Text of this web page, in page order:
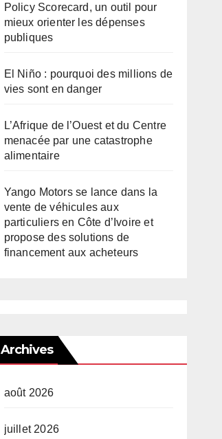
Policy Scorecard, un outil pour
mieux orienter les dépenses
publiques
El Niño : pourquoi des millions de
vies sont en danger
L’Afrique de l’Ouest et du Centre
menacée par une catastrophe
alimentaire
Yango Motors se lance dans la
vente de véhicules aux
particuliers en Côte d’Ivoire et
propose des solutions de
financement aux acheteurs
Archives
août 2026
juillet 2026